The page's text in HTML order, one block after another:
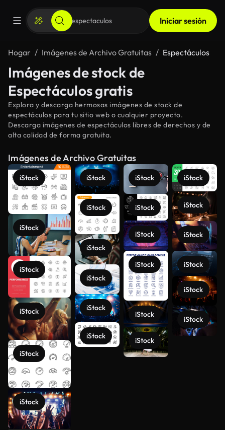
Iniciar sesión
Hogar Imágenes de Archivo Gratuitas Espectáculos
Imágenes de stock de
Espectáculos gratis
Explora y descarga hermosas imágenes de stock de
espectáculos para tu sitio web o cualquier proyecto.
Descarga imágenes de espectáculos libres de derechos y de
alta calidad de forma gratuita.
Imágenes de Archivo Gratuitas
iStock
iStock
iStock
iStock
iStock
iStock
iStock
iStock
iStock
iStock
iStock
iStock
iStock
iStock
iStock
iStock
iStock
iStock
iStock
iStock
iStock
iStock
iStock
iStock